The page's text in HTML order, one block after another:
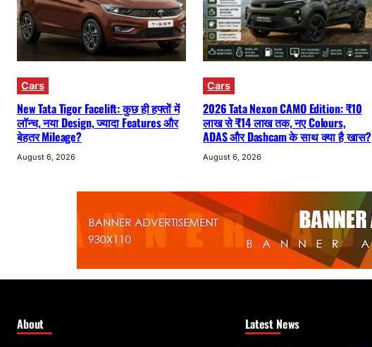
Cars
New Tata Tigor Facelift: कुछ ही हफ्तों में
लॉन्च, नया Design, ज्यादा Features और
बेहतर Mileage?
August 6, 2026
Cars
2026 Tata Nexon CAMO Edition: ₹10
लाख से ₹14 लाख तक, नए Colours,
ADAS और Dashcam के साथ क्या है खास?
August 6, 2026
About Latest News